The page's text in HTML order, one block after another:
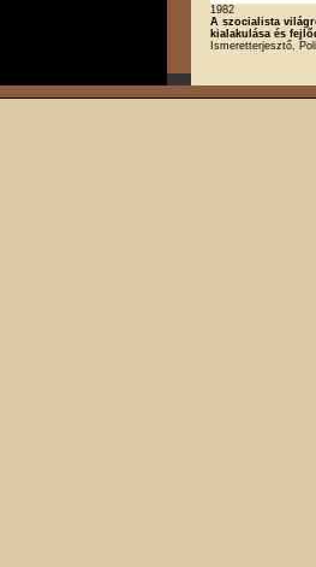
1982
A szocialista
kialakulása és
Ismeretterjesztő,